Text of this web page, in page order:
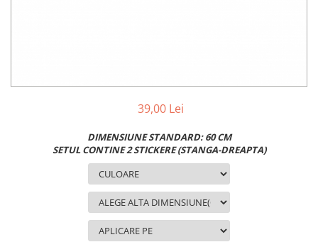
VOLVO
TOP VANZARI
STICKERE PARBRIZ
STICKERE STALPI SI GEAM MIC
STICKERE CAMUFLAJ
STICKERE PENTRU FIRME
39,00 Lei
DIMENSIUNE STANDARD: 60 CM
SETUL CONTINE 2 STICKERE (STANGA-DREAPTA)